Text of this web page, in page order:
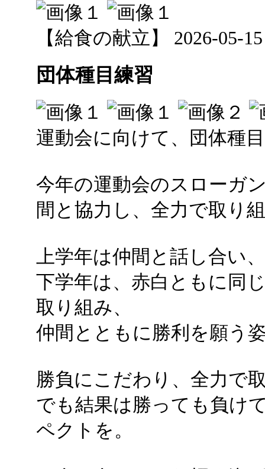
【給食の献立】 2026-05-
団体種目練習
運動会に向けて、団体種
今年の運動会のスローガ
間と協力し、全力で取り
上学年は仲間と話し合い
下学年は、赤白ともに同
取り組み、
仲間とともに勝利を願う
勝負にこだわり、全力で
でも結果は勝っても負け
ペクトを。